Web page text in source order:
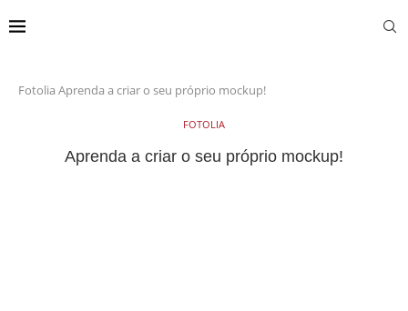
Fotolia Aprenda a criar o seu próprio mockup!
FOTOLIA
Aprenda a criar o seu próprio mockup!